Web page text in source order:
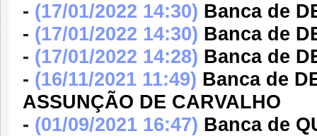
- (17/01/2022 14:30) Banca de
- (17/01/2022 14:30) Banca de
- (17/01/2022 14:28) Banca de
- (16/11/2021 11:49) Banca de
ASSUNÇÃO DE CARVALHO
- (01/09/2021 16:47) Banca de